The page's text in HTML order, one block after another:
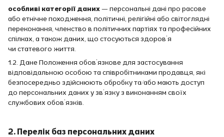
особливі категорії даних — персональні дані про расове
або етнічне походження, політичні, релігійні або світоглядні
переконання, членство в політичних партіях та професійних
спілках, а також даних, що стосуються здоров’я
чи статевого життя.
1.2. Дане Положення обов’язкове для застосування
відповідальною особою та співробітниками продавця, які
безпосередньо здійснюють обробку та/або мають доступ
до персональних даних у зв’язку з виконанням своїх
службових обов’язків.
2. Перелік баз персональних даних